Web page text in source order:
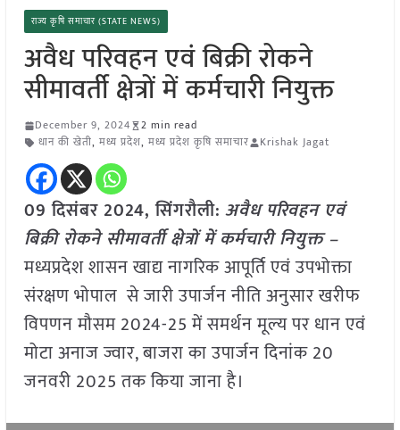
राज्य कृषि समाचार (STATE NEWS)
अवैध परिवहन एवं बिक्री रोकने
सीमावर्ती क्षेत्रों में कर्मचारी नियुक्त
December 9, 2024
2 min read
धान की खेती, मध्य प्रदेश, मध्य प्रदेश कृषि समाचार Krishak Jagat
09 दिसंबर 2024,सिंगरौली: अवैध परिवहन एवं
बिक्री रोकने सीमावर्ती क्षेत्रों में कर्मचारी नियुक्त –
मध्यप्रदेश शासन खाद्य नागरिक आपूर्ति एवं उपभोक्ता
संरक्षण भोपाल से जारी उपार्जन नीति अनुसार खरीफ
विपणन मौसम 2024-25 में समर्थन मूल्य पर धान एवं
मोटा अनाज ज्वार, बाजरा का उपार्जन दिनांक 20
जनवरी 2025 तक किया जाना है।